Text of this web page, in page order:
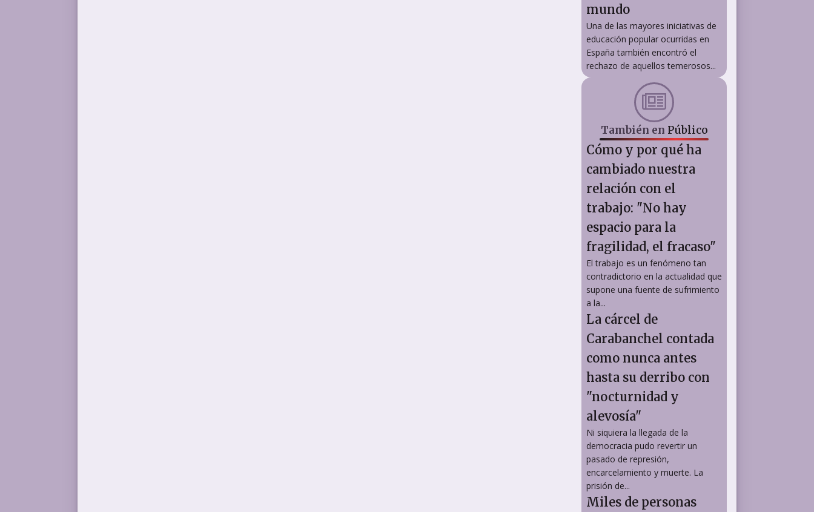
mundo
Una de las mayores iniciativas de
educación popular ocurridas en
España también encontró el
rechazo de aquellos temerosos...
También en Público
Cómo y por qué ha
cambiado nuestra
relación con el
trabajo: "No hay
espacio para la
fragilidad, el fracaso"
El trabajo es un fenómeno tan
contradictorio en la actualidad que
supone una fuente de sufrimiento
a la...
La cárcel de
Carabanchel contada
como nunca antes
hasta su derribo con
"nocturnidad y
alevosía"
Ni siquiera la llegada de la
democracia pudo revertir un
pasado de represión,
encarcelamiento y muerte. La
prisión de...
Miles de personas